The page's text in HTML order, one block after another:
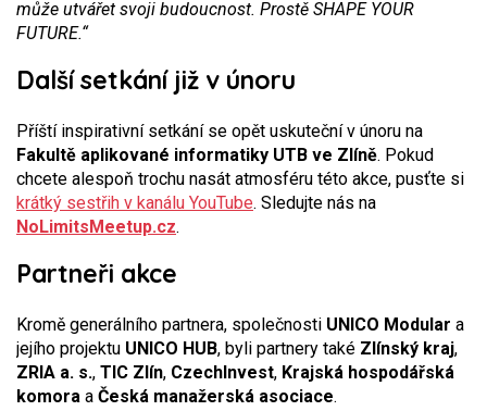
může utvářet svoji budoucnost. Prostě SHAPE YOUR
FUTURE.“
Další setkání již v únoru
Příští inspirativní setkání se opět uskuteční v únoru na
Fakultě aplikované informatiky UTB ve Zlíně. Pokud
chcete alespoň trochu nasát atmosféru této akce, pusťte si
krátký sestřih v kanálu YouTube. Sledujte nás na
NoLimitsMeetup.cz.
Partneři akce
Kromě generálního partnera, společnosti UNICO Modular a
jejího projektu UNICO HUB, byli partnery také Zlínský kraj,
ZRIA a. s., TIC Zlín, CzechInvest, Krajská hospodářská
komora a Česká manažerská asociace.